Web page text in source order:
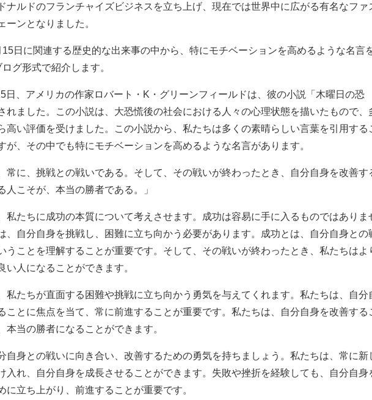
ナルドのフランチャイズビジネスを立ち上げ、現在では世界中に広がる有名なファ
ーンとなりました。
日に関連する歴史的な出来事の中から、特にモチベーションを高めるような名言
グ形式で紹介します。
日、アメリカの作家ロバート・K・グリーンフィールドは、彼の小説「木曜日の恐
れました。この小説は、大恐慌後の社会における人々の心理状態を描いたもので、
高い評価を受けました。この小説から、私たちは多くの素晴らしい言葉を引用する
が、その中でも特にモチベーションを高めるような名言があります。
常に、挑戦との戦いである。そして、その戦いが終わったとき、自分自身を改善す
人こそが、本当の勝者である。」
私たちに成功の本質について考えさせます。成功は容易に手に入るものではありま
、自分自身を挑戦し、困難に立ち向かう必要があります。成功とは、自分自身との
うことを理解することが重要です。そして、その戦いが終わったとき、私たちはよ
い人になることができます。
私たちが直面する困難や挑戦に立ち向かう勇気を与えてくれます。私たちは、自分
ことに焦点を当て、常に前進することが重要です。私たちは、自分自身を改善する
本当の勝者になることができます。
自身との戦いに向き合い、改善するための勇気を持ちましょう。私たちは、常に新
入れ、自分自身を成長させることができます。失敗や挫折を経験しても、自分自身
に立ち上がり、前進することが重要です。